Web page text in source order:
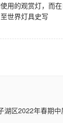
的观赏灯，而在
世界灯具史写
湖区2022年春期